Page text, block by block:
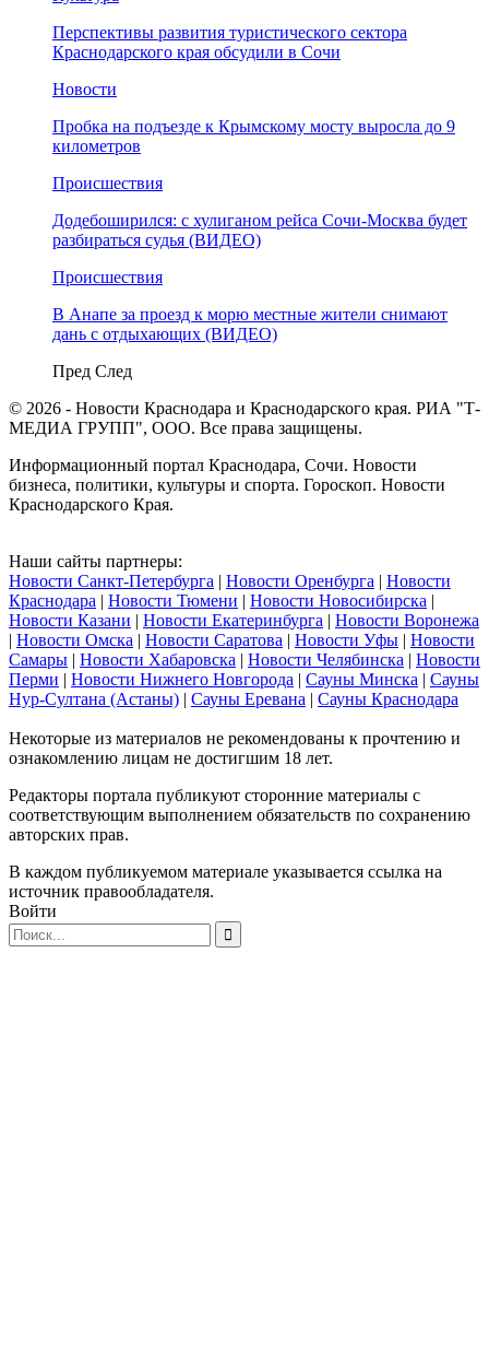
Перспективы развития туристического сектора
Краснодарского края обсудили в Сочи
Новости
Пробка на подъезде к Крымскому мосту выросла до 9
километров
Происшествия
Додебоширился: с хулиганом рейса Сочи-Москва будет
разбираться судья (ВИДЕО)
Происшествия
В Анапе за проезд к морю местные жители снимают
дань с отдыхающих (ВИДЕО)
Пред След
© 2026 - Новости Краснодара и Краснодарского края. РИА "Т-
МЕДИА ГРУПП", ООО. Все права защищены.
Информационный портал Краснодара, Сочи. Новости
бизнеса, политики, культуры и спорта. Гороскоп. Новости
Краснодарского Края.
Наши сайты партнеры:
Новости Санкт-Петербурга | Новости Оренбурга | Новости
Краснодара | Новости Тюмени | Новости Новосибирска |
Новости Казани | Новости Екатеринбурга | Новости Воронежа
| Новости Омска | Новости Саратова | Новости Уфы | Новости
Самары | Новости Хабаровска | Новости Челябинска | Новости
Перми | Новости Нижнего Новгорода | Сауны Минска | Сауны
Нур-Султана (Астаны) | Сауны Еревана | Сауны Краснодара
Некоторые из материалов не рекомендованы к прочтению и
ознакомлению лицам не достигшим 18 лет.
Редакторы портала публикуют сторонние материалы с
соответствующим выполнением обязательств по сохранению
авторских прав.
В каждом публикуемом материале указывается ссылка на
источник правообладателя.
Войти